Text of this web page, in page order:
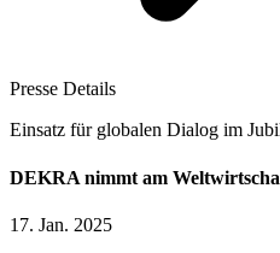
Presse Details
Einsatz für globalen Dialog im
DEKRA nimmt am
17. Jan. 2025